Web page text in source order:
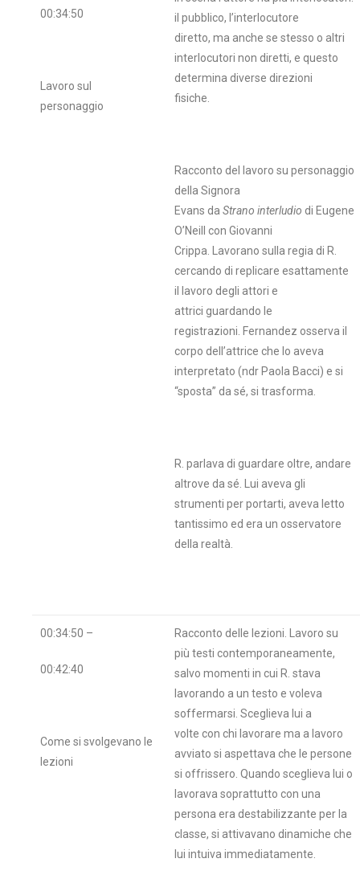
00:34:50
Lavoro sul
personaggio
il pubblico, l’interlocutore
diretto, ma anche se stesso o altri
interlocutori non diretti, e questo
determina diverse direzioni
fisiche.
Racconto del lavoro su personaggio
della Signora
Evans da Strano interludio di Eugene
O’Neill
con Giovanni
Crippa. Lavorano sulla regia di R.
cercando di replicare esattamente
il lavoro degli attori e
attrici guardando le
registrazioni. Fernandez osserva il
corpo dell’attrice che lo aveva
interpretato (ndr Paola Bacci) e si
“sposta” da sé, si trasforma.
R. parlava di guardare oltre, andare
altrove da sé. Lui aveva gli
strumenti per portarti, aveva letto
tantissimo ed era un osservatore
della realtà.
00:34:50 –
00:42:40
Come si svolgevano le
lezioni
Racconto delle lezioni. Lavoro su
più testi contemporaneamente,
salvo momenti in cui R. stava
lavorando a un testo e voleva
soffermarsi. Sceglieva lui a
volte con chi lavorare ma a lavoro
avviato si aspettava che le persone
si offrissero. Quando sceglieva lui o
lavorava soprattutto con una
persona era destabilizzante per la
classe, si attivavano dinamiche che
lui intuiva immediatamente.